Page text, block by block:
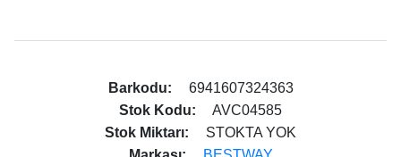
Barkodu:
6941607324363
Stok Kodu:
AVC04585
Stok Miktarı:
STOKTA YOK